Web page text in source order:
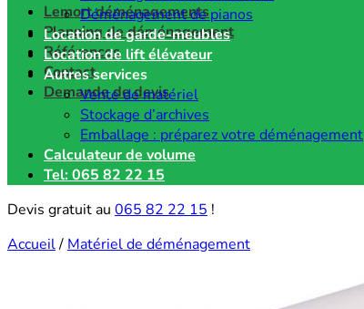
Lemort déménagements
Planning de déménagement
Références
Contact
Demande de devis
Déménagement de pianos
Location de garde-meubles
Location de lift élévateur
Autres services
Vente de matériel
Stockage d’archives
Emballage : préparez votre déménagement
Calculateur de volume
Tel: 065 82 22 15
Devis gratuit au 065 82 22 15 !
Accueil/ Matériel de déménagement